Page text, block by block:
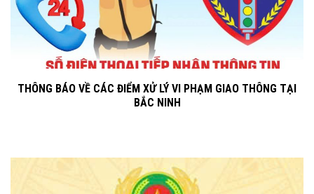
THÔNG BÁO VỀ CÁC ĐIỂM XỬ LÝ VI PHẠM GIAO THÔNG TẠI
BẮC NINH